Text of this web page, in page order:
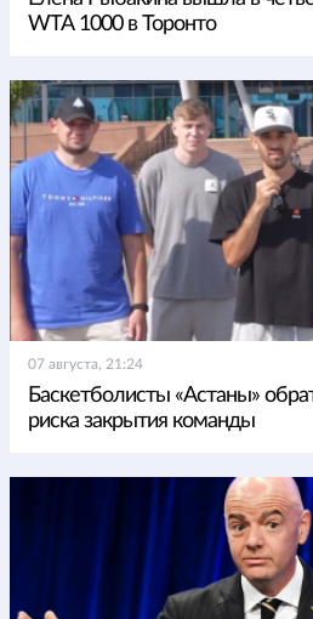
WTA 1000 в Торонто
07 августа, 21:24
Баскетболисты «Астаны»
риска закрытия команды